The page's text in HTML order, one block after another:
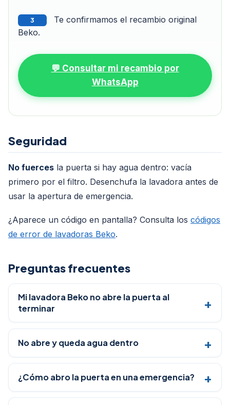
3
Te confirmamos el recambio original
Beko.
💬 Consultar mi recambio por
WhatsApp
Seguridad
No fuerces la puerta si hay agua dentro: vacía
primero por el filtro. Desenchufa la lavadora antes de
usar la apertura de emergencia.
¿Aparece un código en pantalla? Consulta los códigos
de error de lavadoras Beko.
Preguntas frecuentes
Mi lavadora Beko no abre la puerta al
terminar
No abre y queda agua dentro
¿Cómo abro la puerta en una emergencia?